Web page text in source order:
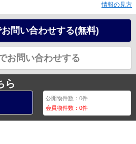
情報の見方
問い合わせする(無料)
お問い合わせする
ら
公開物件数：0件
会員物件数：0件